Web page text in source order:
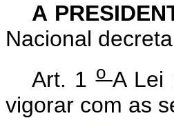
A
Nacional
Art. 1o A Lei
vigorar com as